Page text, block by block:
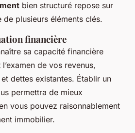
bien structuré repose sur
de plusieurs éléments clés.
financière
sa capacité financière
de vos revenus,
dettes existantes. Établir un
permettra de mieux
vous pouvez raisonnablement
immobilier.